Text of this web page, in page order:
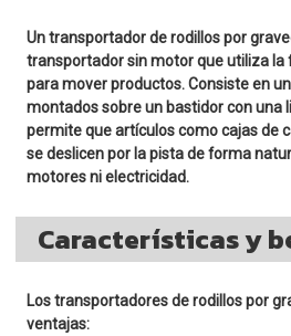
Un transportador de rodillos por
transportador sin motor que utiliza la
para mover productos. Consiste en
montados sobre un bastidor con una
permite que artículos como cajas de
se deslicen por la pista de forma
motores ni electricidad.
Características y
Los transportadores de rodillos por
ventajas: